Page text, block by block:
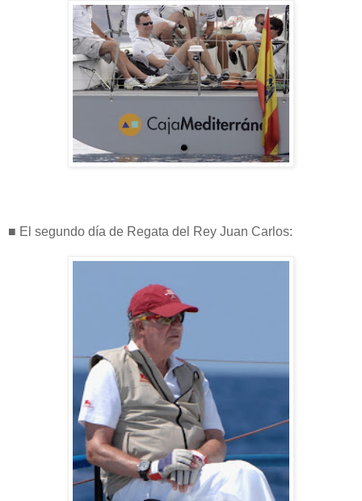
■ El segundo día de Regata del Rey Juan Carlos: